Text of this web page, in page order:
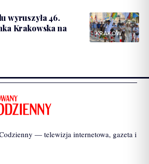
KRAKÓW
wyruszyła 46.
Krakowska na
— telewizja internetowa, gazeta i